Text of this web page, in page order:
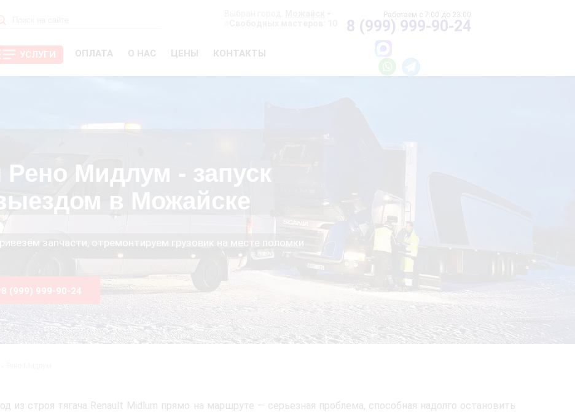
УСЛУГИ ОПЛАТА О НАС ЦЕНЫ КОНТАКТЫ
8 (999) 999-90-24
Рено Мидлум - запуск
в Можайске
запчасти, отремонтируем грузовик на месте поломки
8 (999) 999-90-24
из строя тягача Renault Midlum прямо на маршруте — серьезная проблема, способная надолго остановить